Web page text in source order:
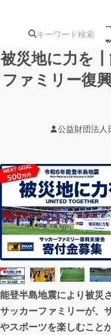
注目
テクノロジー
映像・映画
ビジネス・起
まちづくり・
CAMPFIRE for
被災地に力を
ファミリー復
公益財団法人
能登半島地震により被災
サッカーファミリーが、
やスポーツを楽しむこと